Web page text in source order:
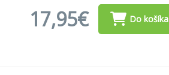
17,95€ Do košíka